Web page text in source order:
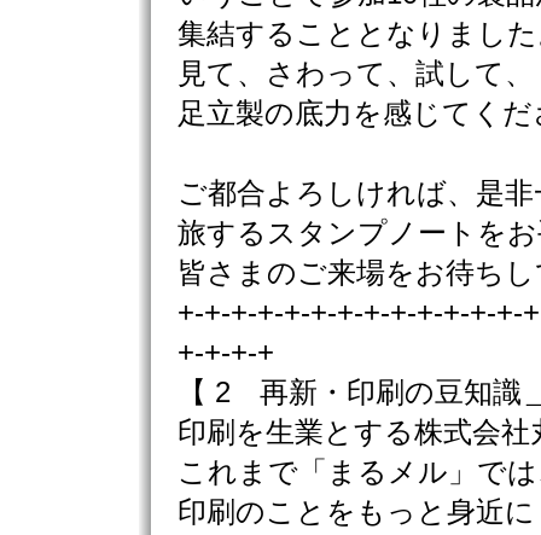
集結することとなりまし
見て、さわって、試して、
足立製の底力を感じてくだ
ご都合よろしければ、是非
旅するスタンプノートを
皆さまのご来場をお待ち
+-+-+-+-+-+-+-+-+-+-+-+-+-
+-+-+-+
【 2 再新・印刷の豆知識
印刷を生業とする株式会社
これまで「まるメル」で
印刷のことをもっと身近に